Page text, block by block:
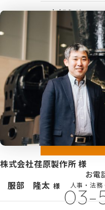
新入社員研修
組織づくり
成果を出す仕
育成体系構築
シェイクの強
カスタマイズ研
サービス紹介動
お知らせ
企業情報
企業情報TOP
企業情報
シェイクの価値
代表メッセージ
メンバーのご紹
健康経営の取
プライバシー
情報セキュリ
採用情報
お電
03-
株式会社荏原製作所 様
服部 隆太 様 人事・法